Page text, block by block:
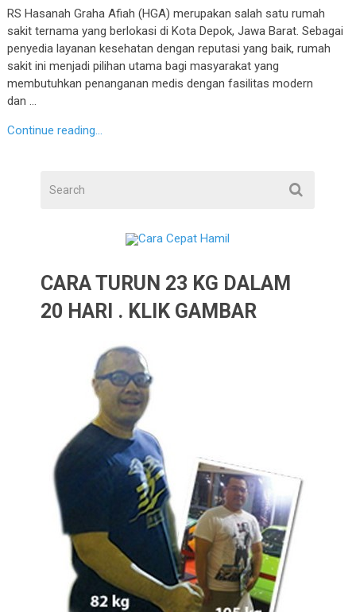
RS Hasanah Graha Afiah (HGA) merupakan salah satu rumah
sakit ternama yang berlokasi di Kota Depok, Jawa Barat. Sebagai
penyedia layanan kesehatan dengan reputasi yang baik, rumah
sakit ini menjadi pilihan utama bagi masyarakat yang
membutuhkan penanganan medis dengan fasilitas modern
dan …
Continue reading...
CARA TURUN 23 KG DALAM
20 HARI . KLIK GAMBAR